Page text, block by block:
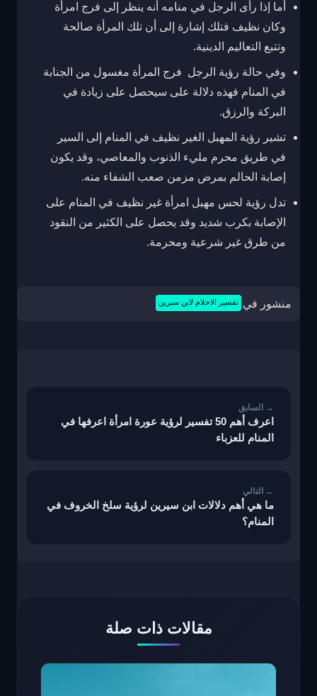
أما إذا رأى الرجل في منامه أنه ينظر إلى فرج امرأة
وكان نظيف فتلك إشارة إلى أن تلك المرأة صالحة
وتتبع التعاليم الدينية.
وفي حالة رؤية الرجل فرج المرأة مغسول من الجنابة
في المنام فهذه دلالة على سيحصل على زيادة في
البركة والرزق.
تشير رؤية المهبل الغير نظيف في المنام إلى السير
في طريق محرم مليء الذنوب والمعاصي، وقد يكون
إصابة الحالم بمرض مزمن صعب الشفاء منه.
تدل رؤية لحس مهبل امرأة غير نظيف في المنام على
الإصابة بكرب شديد وقد يحصل على الكثير من النقود
من طرق غير شرعية ومحرمة.
منشور في تفسير الاحلام لابن سيرين
اعرف أهم 50 تفسير لرؤية عورة امرأة اعرفها في
المنام للعزباء
ما هي أهم دلالات ابن سيرين لرؤية سلخ الخروف في
المنام؟
مقالات ذات صلة